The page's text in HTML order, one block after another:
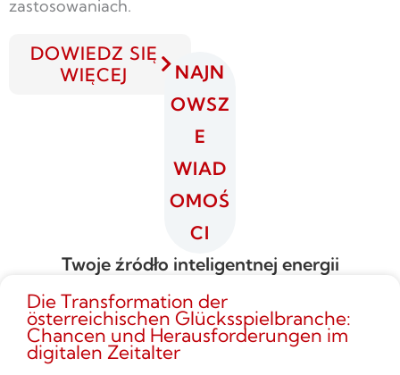
zastosowaniach.
DOWIEDZ SIĘ
WIĘCEJ
NAJN
OWSZ
E
WIAD
OMOŚ
CI
Twoje źródło inteligentnej energii
Die Transformation der
österreichischen Glücksspielbranche:
Chancen und Herausforderungen im
digitalen Zeitalter